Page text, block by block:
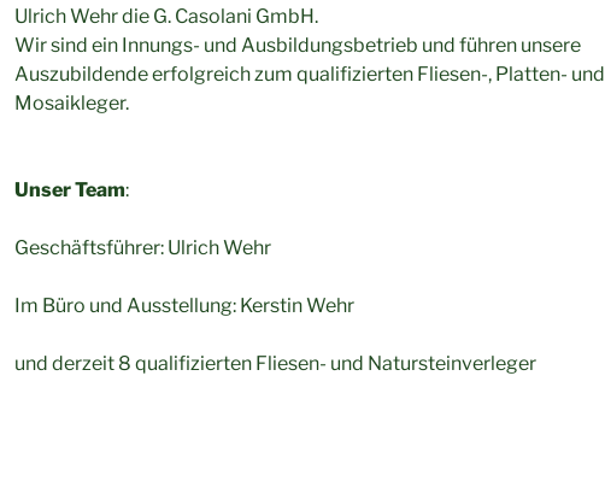
Ulrich Wehr die G. Casolani GmbH.
Wir sind ein Innungs- und Ausbildungsbetrieb und führen unsere
Auszubildende erfolgreich zum qualifizierten Fliesen-, Platten- und
Mosaikleger.
Unser Team:
Geschäftsführer: Ulrich Wehr
Im Büro und Ausstellung: Kerstin Wehr
und derzeit 8 qualifizierten Fliesen- und Natursteinverleger